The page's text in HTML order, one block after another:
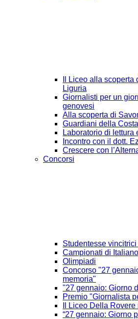
Il Liceo alla
Liguria
Giornalisti per un
genovesi
Alla scoperta di
Guardiani della Costa
Laboratorio di lettura
Incontro con il dott.
Crescere con
Concorsi
Studentesse
Campionati di Italiano
Olimpiadi
Concorso "27
memoria"
"27 gennaio: Giorno
Premio "Giornalista
Il Liceo Della
“27 gennaio: Giorno